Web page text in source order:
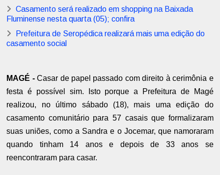
Casamento será realizado em shopping na Baixada
Fluminense nesta quarta (05); confira
Prefeitura de Seropédica realizará mais uma edição do
casamento social
MAGÉ -Casar de papel passado com direito à cerimônia e
festa é possível sim. Isto porque a Prefeitura de Magé
realizou, no último sábado (18), mais uma edição do
casamento comunitário para 57 casais que formalizaram
suas uniões, como a Sandra e o Jocemar, que namoraram
quando tinham 14 anos e depois de 33 anos se
reencontraram para casar.